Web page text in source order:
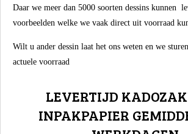
Daar we meer dan 5000 soorten dessins kunnen
voorbeelden welke we vaak direct uit voorraad
Wilt u ander dessin laat het ons weten en we
actuele voorraad
LEVERTIJD
INPAKPAPIER